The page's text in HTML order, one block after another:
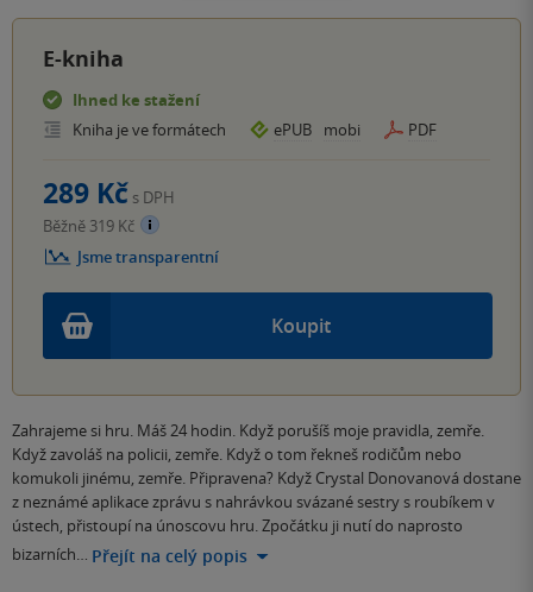
E-kniha
Ihned ke stažení
Kniha je ve formátech
ePUB mobi PDF
Koupit
289 Kč s DPH
Běžně 319 Kč
Jsme transparentní
Zahrajeme si hru. Máš 24 hodin. Když porušíš moje pravidla, zemře.
Když zavoláš na policii, zemře. Když o tom řekneš rodičům nebo
komukoli jinému, zemře. Připravena? Když Crystal Donovanová dostane
z neznámé aplikace zprávu s nahrávkou svázané sestry s roubíkem v
ústech, přistoupí na únoscovu hru. Zpočátku ji nutí do naprosto
bizarních… Přejít na celý popis